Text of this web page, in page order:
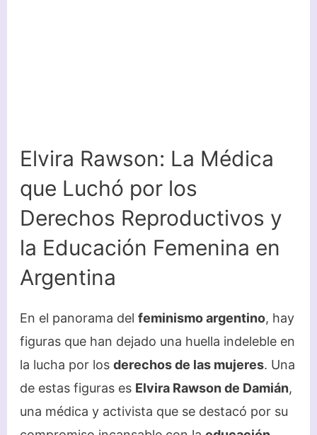
Elvira Rawson: La Médica
que Luchó por los
Derechos Reproductivos y
la Educación Femenina en
Argentina
En el panorama del feminismo argentino, hay
figuras que han dejado una huella indeleble en
la lucha por los derechos de las mujeres. Una
de estas figuras es Elvira Rawson de Damián,
una médica y activista que se destacó por su